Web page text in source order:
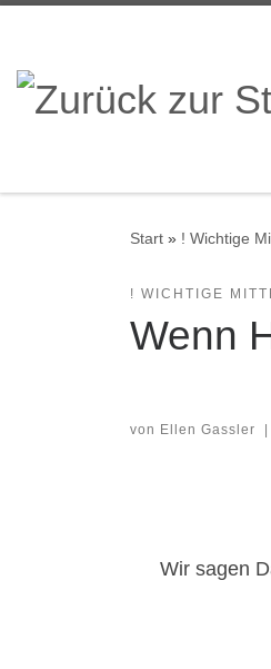
Start » ! Wichtige
! WICHTIGE
Wenn
von Ellen Gassler |
Wir sagen